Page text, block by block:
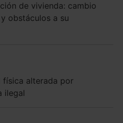
de vivienda: cambio
obstáculos a su
física alterada por
ilegal